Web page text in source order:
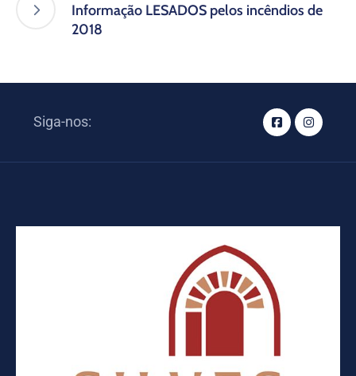
Informação LESADOS pelos incêndios de
2018
Siga-nos: